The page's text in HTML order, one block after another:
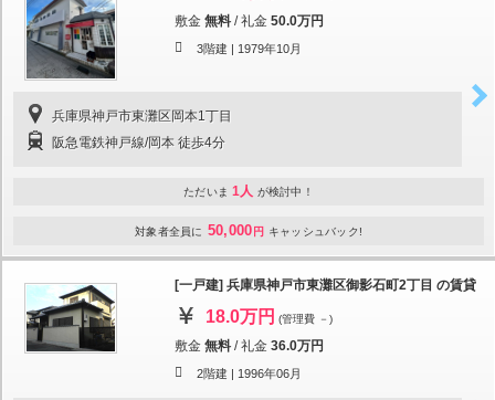
敷金 無料 /礼金 50.0万円
3階建 | 1979年10月
兵庫県神戸市東灘区岡本1丁目
阪急電鉄神戸線/岡本 徒歩4分
ただいま 1人 が検討中！
対象者全員に 50,000 円 キャッシュバック!
[一戸建] 兵庫県神戸市東灘区御影石町2丁目 の賃貸
18.0万円 (管理費 －)
敷金 無料 /礼金 36.0万円
2階建 | 1996年06月